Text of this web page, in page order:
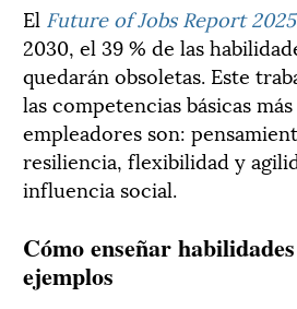
El Future of Jobs Report 2025
2030, el 39 % de las
quedarán obsoletas. Este
las competencias básicas
empleadores son:
resiliencia, flexibilidad y
influencia social.
Cómo enseñar
ejemplos